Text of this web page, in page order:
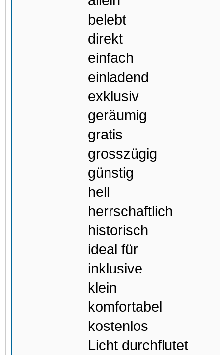
belebt
direkt
einfach
einladend
exklusiv
geräumig
gratis
grosszügig
günstig
hell
herrschaftlich
historisch
ideal für
inklusive
klein
komfortabel
kostenlos
Licht durchflutet